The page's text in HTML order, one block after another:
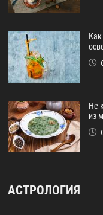
Не
из
АСТРОЛОГИЯ